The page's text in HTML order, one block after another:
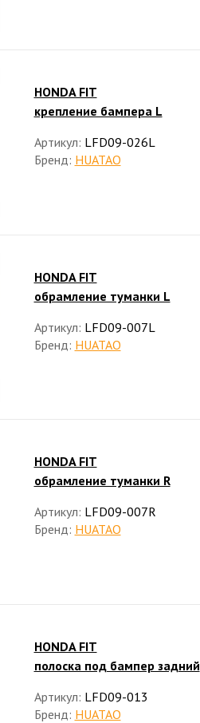
HONDA FIT
крепление бампера L
Артикул: LFD09-026L
Бренд: HUATAO
HONDA FIT
обрамление туманки L
Артикул: LFD09-007L
Бренд: HUATAO
HONDA FIT
обрамление туманки R
Артикул: LFD09-007R
Бренд: HUATAO
HONDA FIT
полоска под бампер задний
Артикул: LFD09-013
Бренд: HUATAO